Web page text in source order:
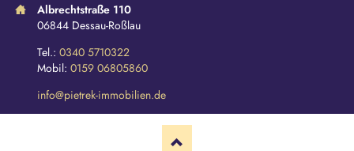
Albrechtstraße 110
06844 Dessau-Roßlau
Tel.: 0340 5710322
Mobil: 0159 06805860
info@pietrek-immobilien.de